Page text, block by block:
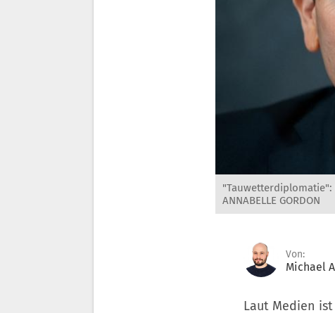
"Tauwetterdiplomatie":
ANNABELLE GORDON
Von:
Michael
Laut Medien